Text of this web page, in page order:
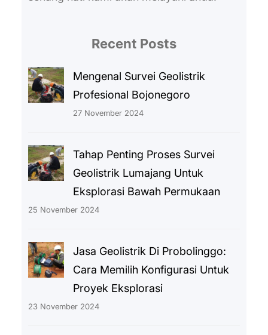
Recent Posts
Mengenal Survei Geolistrik
Profesional Bojonegoro
27 November 2024
Tahap Penting Proses Survei
Geolistrik Lumajang Untuk
Eksplorasi Bawah Permukaan
25 November 2024
Jasa Geolistrik Di Probolinggo:
Cara Memilih Konfigurasi Untuk
Proyek Eksplorasi
23 November 2024